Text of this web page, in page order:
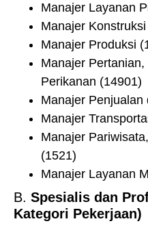
Manajer Layanan
Manajer
Manajer Produksi
Manajer
Perikanan (14901)
Manajer Penjualan
Manajer
Manajer
(1521)
Manajer Layanan
B. Spesialis dan
Kategori Pekerjaan)